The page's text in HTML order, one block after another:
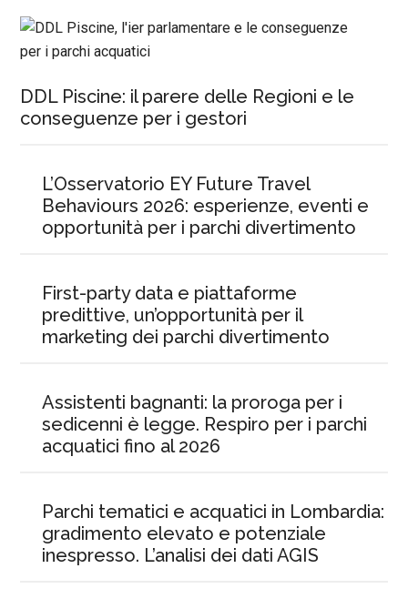
DDL Piscine: il parere delle Regioni e le
conseguenze per i gestori
L’Osservatorio EY Future Travel
Behaviours 2026: esperienze, eventi e
opportunità per i parchi divertimento
First-party data e piattaforme
predittive, un’opportunità per il
marketing dei parchi divertimento
Assistenti bagnanti: la proroga per i
sedicenni è legge. Respiro per i parchi
acquatici fino al 2026
Parchi tematici e acquatici in Lombardia:
gradimento elevato e potenziale
inespresso. L’analisi dei dati AGIS